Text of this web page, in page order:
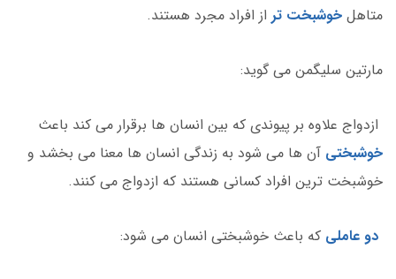
متاهل خوشبخت تر از افراد مجرد هستند.
مارتین سلیگمن می گوید:
ازدواج علاوه بر پیوندی که بین انسان ها برقرار می کند باعث
خوشبختی آن ها می شود به زندگی انسان ها معنا می بخشد و
خوشبخت ترین افراد کسانی هستند که ازدواج می کنند.
دو عاملی که باعث خوشبختی انسان می شود: